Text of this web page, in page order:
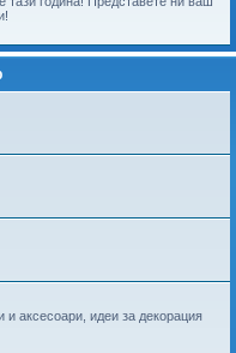
и аксесоари, идеи за декорация